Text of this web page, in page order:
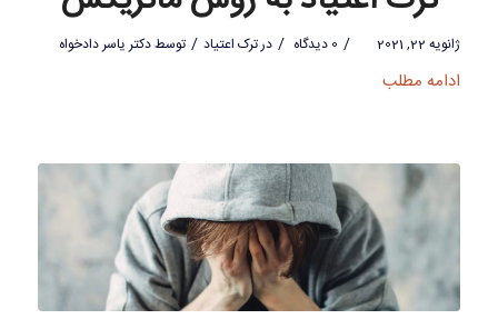
ژانویه 22, 2021 / 0 دیدگاه / درترک اعتیاد / توسطدکتر یاسر دادخواه
ادامه مطلب